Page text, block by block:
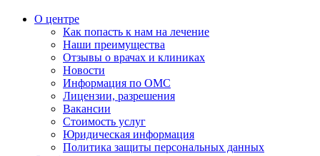
О центре
Как попасть к нам на лечение
Наши преимущества
Отзывы о врачах и клиниках
Новости
Информация по ОМС
Лицензии, разрешения
Вакансии
Стоимость услуг
Юридическая информация
Политика защиты персональных данных